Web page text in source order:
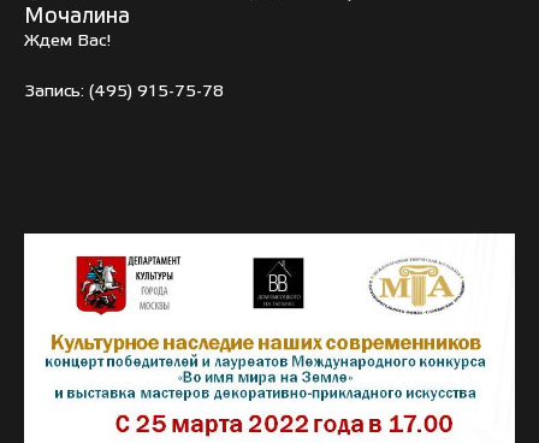
Мочалина
Ждем Вас!
Запись: (495) 915-75-78